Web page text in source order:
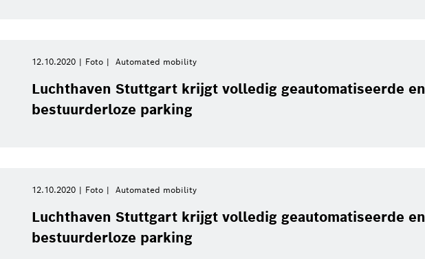
12.10.2020 Foto Automated mobility
Luchthaven Stuttgart krijgt volledig geautomatiseerde en
bestuurderloze parking
12.10.2020 Foto Automated mobility
Luchthaven Stuttgart krijgt volledig geautomatiseerde en
bestuurderloze parking